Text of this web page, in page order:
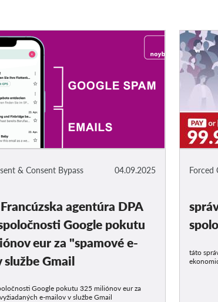
04.09.2025
& Consent Bypass
agentúra DPA
Google pokutu
eur za "spamové e-
službe Gmail
Google pokutu 325 miliónov eur za
e-mailov v službe Gmail
Forced
táto